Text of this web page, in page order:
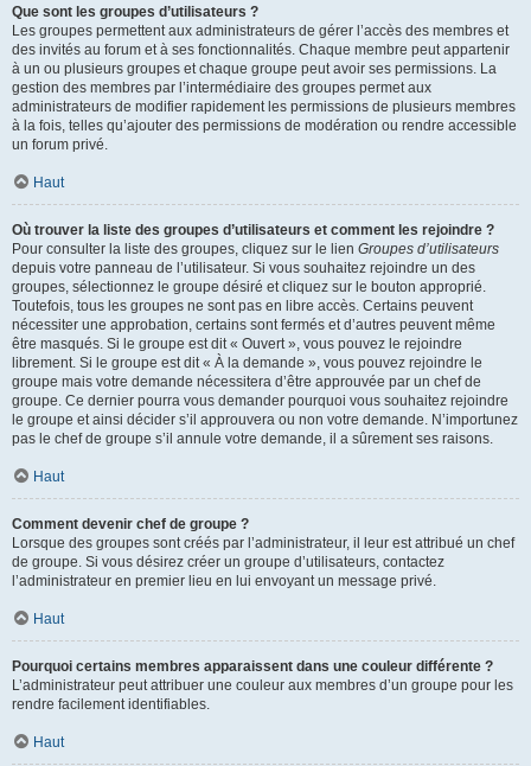
Que sont les groupes d’utilisateurs ?
Les groupes permettent aux administrateurs de gérer l’accès des membres et
des invités au forum et à ses fonctionnalités. Chaque membre peut appartenir
à un ou plusieurs groupes et chaque groupe peut avoir ses permissions. La
gestion des membres par l’intermédiaire des groupes permet aux
administrateurs de modifier rapidement les permissions de plusieurs membres
à la fois, telles qu’ajouter des permissions de modération ou rendre accessible
un forum privé.
Haut
Où trouver la liste des groupes d’utilisateurs et comment les rejoindre ?
Pour consulter la liste des groupes, cliquez sur le lien Groupes d’utilisateurs
depuis votre panneau de l’utilisateur. Si vous souhaitez rejoindre un des
groupes, sélectionnez le groupe désiré et cliquez sur le bouton approprié.
Toutefois, tous les groupes ne sont pas en libre accès. Certains peuvent
nécessiter une approbation, certains sont fermés et d’autres peuvent même
être masqués. Si le groupe est dit « Ouvert », vous pouvez le rejoindre
librement. Si le groupe est dit « À la demande », vous pouvez rejoindre le
groupe mais votre demande nécessitera d’être approuvée par un chef de
groupe. Ce dernier pourra vous demander pourquoi vous souhaitez rejoindre
le groupe et ainsi décider s’il approuvera ou non votre demande. N’importunez
pas le chef de groupe s’il annule votre demande, il a sûrement ses raisons.
Haut
Comment devenir chef de groupe ?
Lorsque des groupes sont créés par l’administrateur, il leur est attribué un chef
de groupe. Si vous désirez créer un groupe d’utilisateurs, contactez
l’administrateur en premier lieu en lui envoyant un message privé.
Haut
Pourquoi certains membres apparaissent dans une couleur différente ?
L’administrateur peut attribuer une couleur aux membres d’un groupe pour les
rendre facilement identifiables.
Haut